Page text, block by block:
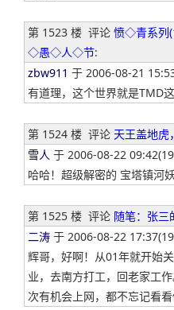
第 1523 楼 评论 愤◇青系列
◇愚◇人◇节:
zbw911 于 2006-08-21
有道理，这个世界就是TMD这
第 1524 楼 评论 天王盖地虎
雪人 于 2006-08-22
哈哈！超级解密的 宝塔镇河妖
第 1525 楼 评论 随笔：张三
二涛 于 2006-08-22
辉哥，好啊！从01年就开始
业，去南方打工，回老家工
次有机会上网，都不忘记看